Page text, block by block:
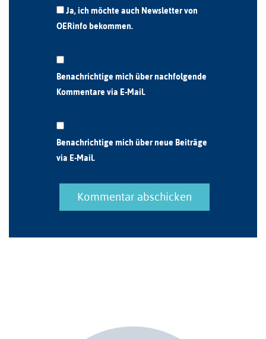
Ja, ich möchte auch Newsletter von
OERinfo bekommen.
Benachrichtige mich über nachfolgende
Kommentare via E-Mail.
Benachrichtige mich über neue Beiträge
via E-Mail.